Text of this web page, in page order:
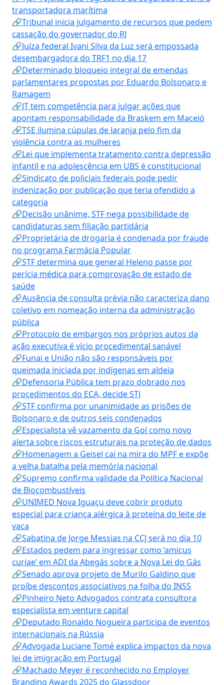
transportadora marítima
🔗Tribunal inicia julgamento de recursos que pedem
cassação do governador do RJ
🔗Juíza federal Ivani Silva da Luz será empossada
desembargadora do TRF1 no dia 17
🔗Determinado bloqueio integral de emendas
parlamentares propostas por Eduardo Bolsonaro e
Ramagem
🔗JT tem competência para julgar ações que
apontam responsabilidade da Braskem em Maceió
🔗TSE ilumina cúpulas de laranja pelo fim da
violência contra as mulheres
🔗Lei que implementa tratamento contra depressão
infantil e na adolescência em UBS é constitucional
🔗Sindicato de policiais federais pode pedir
indenização por publicação que teria ofendido a
categoria
🔗Decisão unânime, STF nega possibilidade de
candidaturas sem filiação partidária
🔗Proprietária de drogaria é condenada por fraude
no programa Farmácia Popular
🔗STF determina que general Heleno passe por
perícia médica para comprovação de estado de
saúde
🔗Ausência de consulta prévia não caracteriza dano
coletivo em nomeação interna da administração
pública
🔗Protocolo de embargos nos próprios autos da
ação executiva é vício procedimental sanável
🔗Funai e União não são responsáveis por
queimada iniciada por indígenas em aldeia
🔗Defensoria Pública tem prazo dobrado nos
procedimentos do ECA, decide STJ
🔗STF confirma por unanimidade as prisões de
Bolsonaro e de outros seis condenados
🔗Especialista vê vazamento da Gol como novo
alerta sobre riscos estruturais na proteção de dados
🔗Homenagem a Geisel cai na mira do MPF e expõe
a velha batalha pela memória nacional
🔗Supremo confirma validade da Política Nacional
de Biocombustíveis
🔗UNIMED Nova Iguaçu deve cobrir produto
especial para criança alérgica à proteína do leite de
vaca
🔗Sabatina de Jorge Messias na CCJ será no dia 10
🔗Estados pedem para ingressar como ‘amicus
curiae’ em ADI da Abegás sobre a Nova Lei do Gás
🔗Senado aprova projeto de Murilo Galdino que
proíbe descontos associativos na folha do INSS
🔗Pinheiro Neto Advogados contrata consultora
especialista em venture capital
🔗Deputado Ronaldo Nogueira participa de eventos
internacionais na Rússia
🔗Advogada Luciane Tomé explica impactos da nova
lei de imigração em Portugal
🔗Machado Meyer é reconhecido no Employer
Branding Awards 2025 do Glassdoor